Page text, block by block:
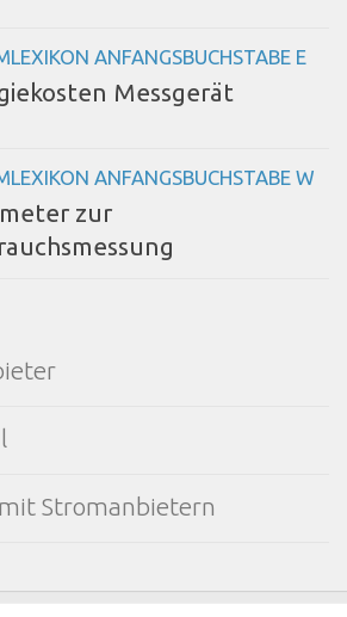
ANFANGSBUCHSTABE E
Messgerät
ANFANGSBUCHSTABE W
zur
Stromanbietern